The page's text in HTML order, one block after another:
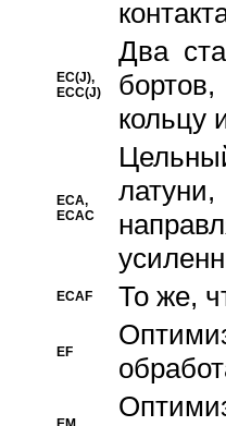
EC(J),
ECC(J)
Два
кольцу
ECA,
ECAC
ECAF То же,
EF